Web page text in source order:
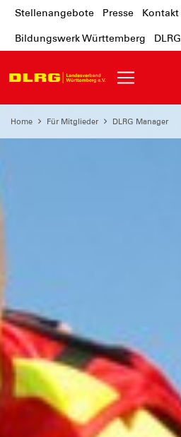
Stellenangebote Presse Kontakt
Bildungswerk Württemberg
Home Für Mitglieder DLRG Manager
seit
Leben